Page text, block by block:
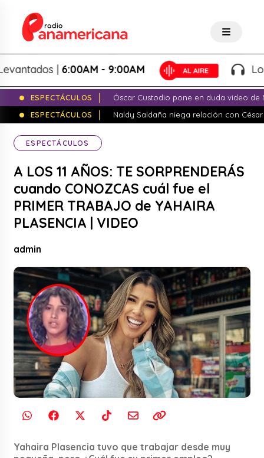
|6:00AM - 9:00AM Lo
ESPECTÁCULOS
Óscar Custodio pone en duda video de
ESPECTÁCULOS
Naldy Saldaña niega relación con
ESPECTÁCULOS
A LOS 11 AÑOS: TE SORPRENDERÁS
cuando CONOZCAS cuál fue el
PRIMER TRABAJO de YAHAIRA
PLASENCIA | VIDEO
admin
Yahaira Plasencia tuvo que trabajar desde muy